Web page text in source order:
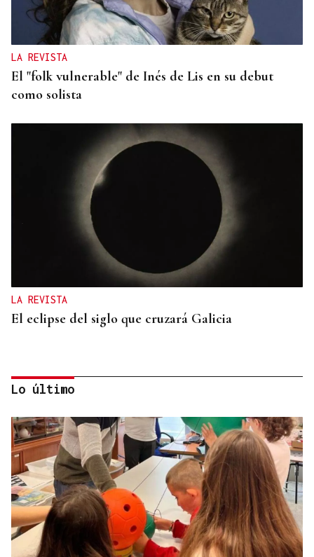
LA REVISTA
El "folk vulnerable" de Inés de Lis en su debut
como solista
LA REVISTA
El eclipse del siglo que cruzará Galicia
LA REVISTA
La playlist de... Jay Doe
Lo último